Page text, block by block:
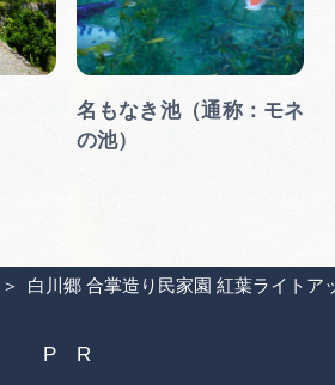
白川郷 合掌造り民家園 紅葉ライトア
名もなき池（通称：モネ
の池）